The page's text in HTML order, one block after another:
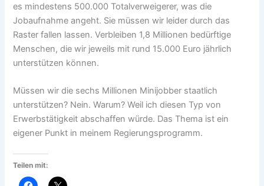
es mindestens 500.000 Totalverweigerer, was die
Jobaufnahme angeht. Sie müssen wir leider durch das
Raster fallen lassen. Verbleiben 1,8 Millionen bedürftige
Menschen, die wir jeweils mit rund 15.000 Euro jährlich
unterstützen können.
Müssen wir die sechs Millionen Minijobber staatlich
unterstützen? Nein. Warum? Weil ich diesen Typ von
Erwerbstätigkeit abschaffen würde. Das Thema ist ein
eigener Punkt in meinem Regierungsprogramm.
Teilen mit: